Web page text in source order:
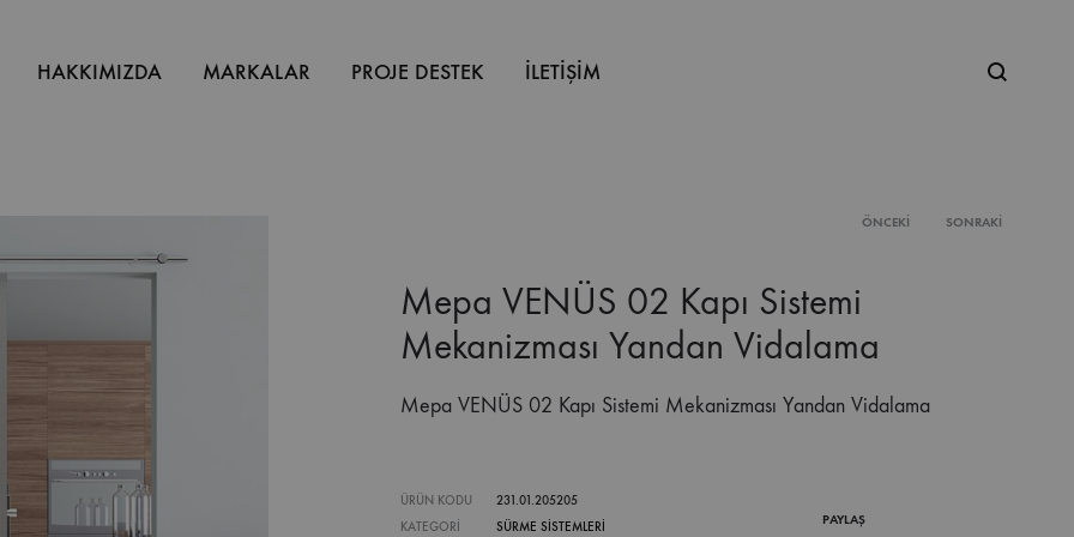
HAKKIMIZDA MARKALAR PROJE DESTEK İLETİŞİM
Ne
ÖNCEKI SONRAKI
Mepa VENÜS 02 Kapı Sistemi
Mekanizması Yandan Vidalama
Mepa VENÜS 02 Kapı Sistemi Mekanizması Yandan Vidalama
PAYLAŞ
ÜRÜN KODU
231.01.205205
KATEGORI
SÜRME SİSTEMLERİ